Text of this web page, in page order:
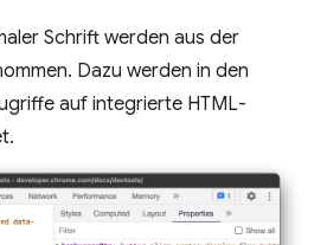
Schrift werden aus der
Dazu werden in den
auf integrierte HTML-